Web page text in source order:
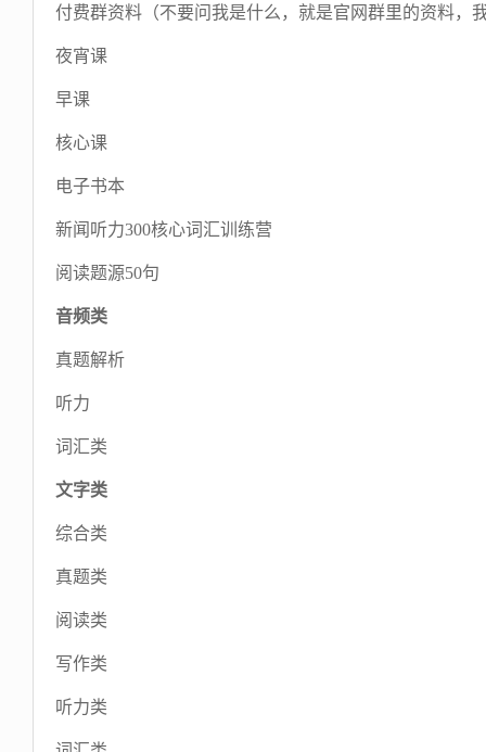
付费群资料（不要问我是什么，就是官网群里的资料，
夜宵课
早课
核心课
电子书本
新闻听力300核心词汇训练营
阅读题源50句
音频类
真题解析
听力
词汇类
文字类
综合类
真题类
阅读类
写作类
听力类